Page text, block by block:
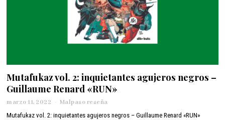
Mutafukaz vol. 2: inquietantes agujeros negros –
Guillaume Renard «RUN»
marzo 11, 2022
a
Malpaso reseña
Mutafukaz vol. 2: inquietantes agujeros negros – Guillaume Renard «RUN»